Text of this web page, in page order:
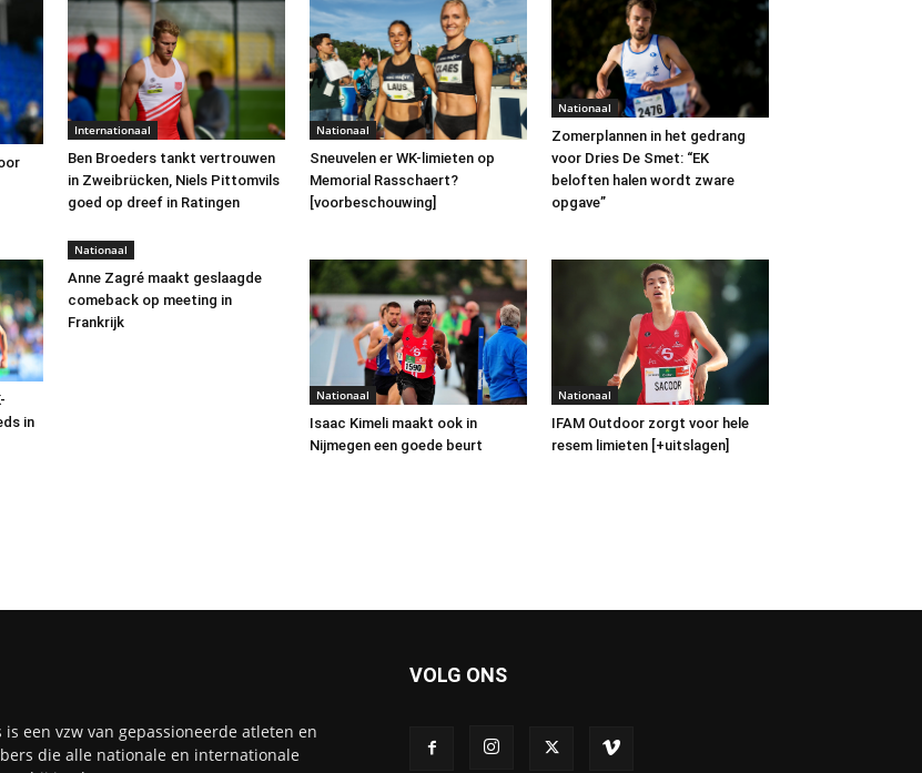
Internationaal
Ben Broeders tankt vertrouwen
in Zweibrücken, Niels Pittomvils
goed op dreef in Ratingen
Nationaal
Sneuvelen er WK-limieten op
Memorial Rasschaert?
[voorbeschouwing]
Nationaal
Zomerplannen in het gedrang
voor Dries De Smet: “EK
beloften halen wordt zware
opgave”
in
Nationaal
Anne Zagré maakt geslaagde
comeback op meeting in
Frankrijk
Nationaal
Isaac Kimeli maakt ook in
Nijmegen een goede beurt
Nationaal
IFAM Outdoor zorgt voor hele
resem limieten [+uitslagen]
een vzw van gepassioneerde atleten en
die alle nationale en internationale
VOLG ONS